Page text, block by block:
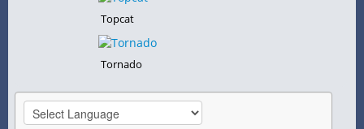
Topcat
Tornado